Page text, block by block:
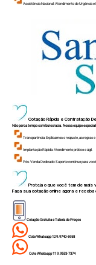
Assistência Nacional: Atendimento de Urgência e
Cotação Rápida e Contratação
Não perca tempo com burocracia. Nossa equipe
Transparência: Explicamos o reajuste, as regras e
Implantação Rápida: Atendimento prático e ágil.
Pós-Venda Dedicado: Suporte contínuo para você
Proteja o que você tem de mais
Faça sua cotação online agora e
Cotação Gratuita e Tabela de Preços
Cote Whatsapp 12 9.9740-6958
Cote Whatsapp 11 9.9553-7374